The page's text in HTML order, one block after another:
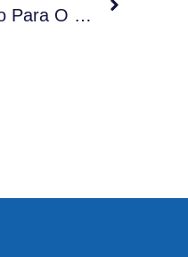
Terapia Com Laser De Alta Intensidade: Uma Opção Para O Manejo Da Dor Nas Fissuras Anais